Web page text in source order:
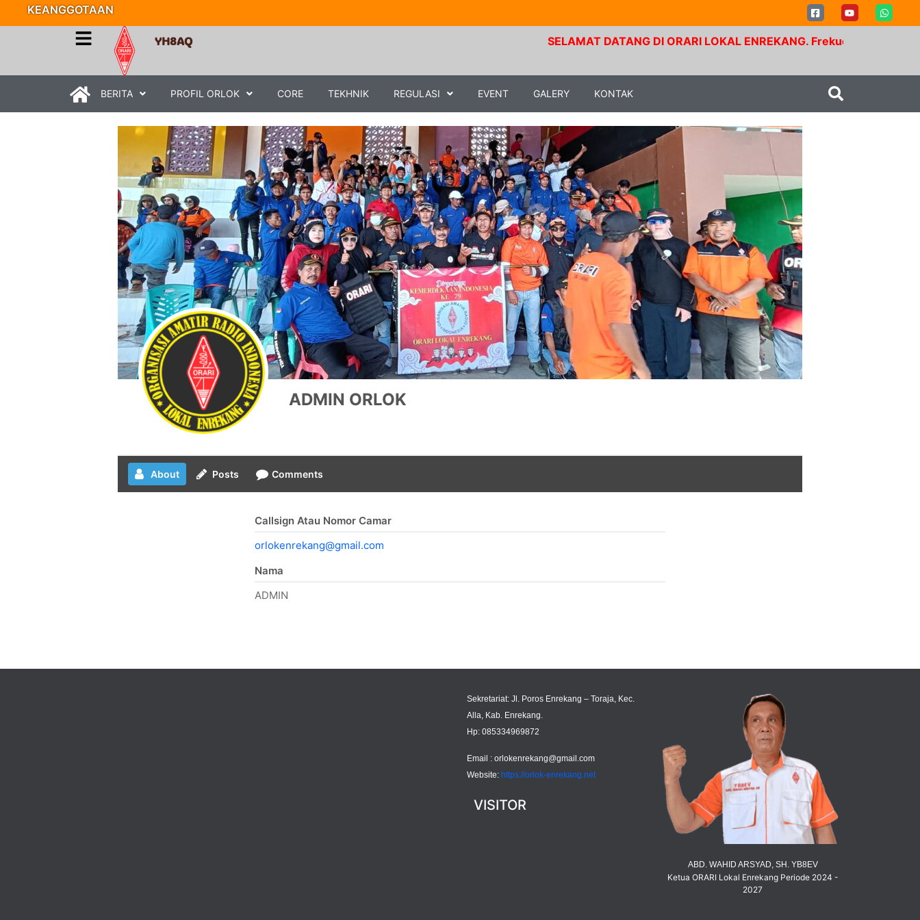
KEANGGOTAAN
YH8AQ SELAMAT DATANG DI ORARI LOKAL ENREKANG. Frekuensi RPU
BERITA PROFIL ORLOK CORE TEKHNIK REGULASI EVENT GALERY KONTAK
ADMIN ORLOK
About Posts Comments
Callsign Atau Nomor Camar
orlokenrekang@gmail.com
Nama
ADMIN
Sekretariat: Jl. Poros Enrekang – Toraja, Kec.
Alla, Kab. Enrekang.
Hp: 085334969872
Email : orlokenrekang@gmail.com
Website: https://orlok-enrekang.net
VISITOR
ABD. WAHID ARSYAD, SH. YB8EV
Ketua ORARI Lokal Enrekang Periode 2024 -
2027